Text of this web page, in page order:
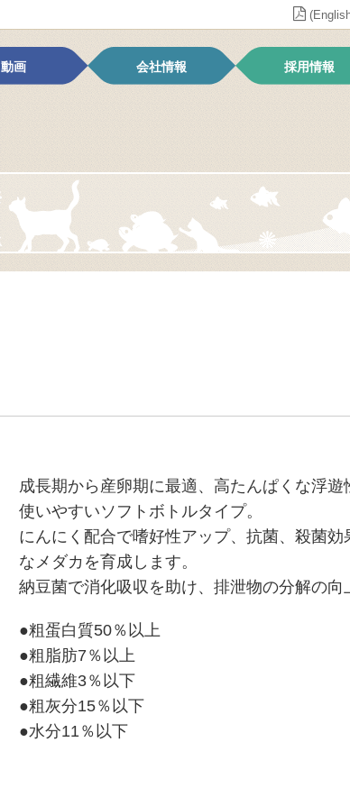
動画 会社情報 採用情報
成長期から産卵期に最適、高たんぱくな浮遊
使いやすいソフトボトルタイプ。
にんにく配合で嗜好性アップ、抗菌、殺菌効
なメダカを育成します。
納豆菌で消化吸収を助け、排泄物の分解の向
●粗蛋白質50％以上
●粗脂肪7％以上
●粗繊維3％以下
●粗灰分15％以下
●水分11％以下